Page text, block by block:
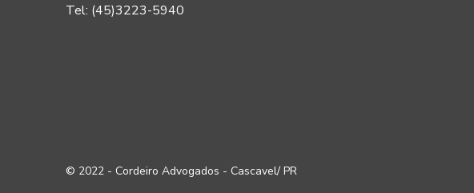
Tel: (45)3223-5940
© 2022 - Cordeiro Advogados - Cascavel/ PR